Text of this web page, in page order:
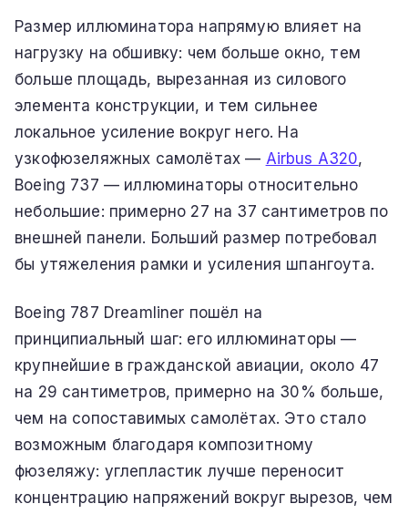
Размер иллюминатора напрямую влияет на
нагрузку на обшивку: чем больше окно, тем
больше площадь, вырезанная из силового
элемента конструкции, и тем сильнее
локальное усиление вокруг него. На
узкофюзеляжных самолётах — Airbus A320,
Boeing 737 — иллюминаторы относительно
небольшие: примерно 27 на 37 сантиметров по
внешней панели. Больший размер потребовал
бы утяжеления рамки и усиления шпангоута.
Boeing 787 Dreamliner пошёл на
принципиальный шаг: его иллюминаторы —
крупнейшие в гражданской авиации, около 47
на 29 сантиметров, примерно на 30% больше,
чем на сопоставимых самолётах. Это стало
возможным благодаря композитному
фюзеляжу: углепластик лучше переносит
концентрацию напряжений вокруг вырезов, чем